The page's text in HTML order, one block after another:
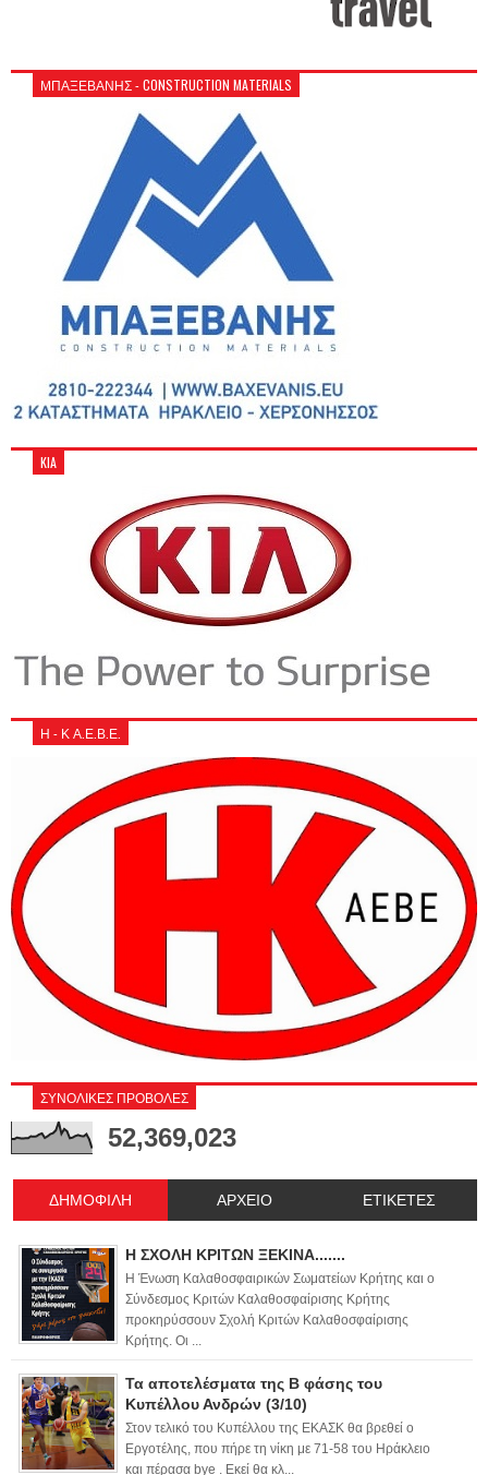
ΜΠΑΞΕΒΑΝΗΣ - CONSTRUCTION MATERIALS
KIA
Η - Κ Α.Ε.Β.Ε.
ΣΥΝΟΛΙΚΕΣ ΠΡΟΒΟΛΕΣ
52,369,023
ΔΗΜΟΦΙΛΗ ΑΡΧΕΙΟ ΕΤΙΚΕΤΕΣ
Η ΣΧΟΛΗ ΚΡΙΤΩΝ ΞΕΚΙΝΑ.......
Η Ένωση Καλαθοσφαιρικών Σωματείων Κρήτης και ο
Σύνδεσμος Κριτών Καλαθοσφαίρισης Κρήτης
προκηρύσσουν Σχολή Κριτών Καλαθοσφαίρισης
Κρήτης. Οι ...
Τα αποτελέσματα της Β φάσης του
Κυπέλλου Ανδρών (3/10)
Στον τελικό του Κυπέλλου της ΕΚΑΣΚ θα βρεθεί ο
Εργοτέλης, που πήρε τη νίκη με 71-58 του Ηράκλειο
και πέρασα bye . Εκεί θα κλ...